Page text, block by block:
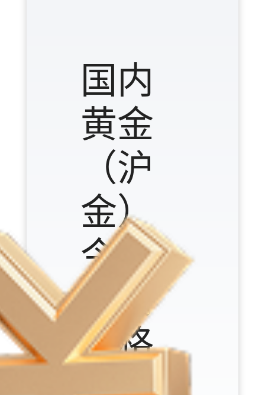
国内
黄金
（沪
金）
今日
行情
价格